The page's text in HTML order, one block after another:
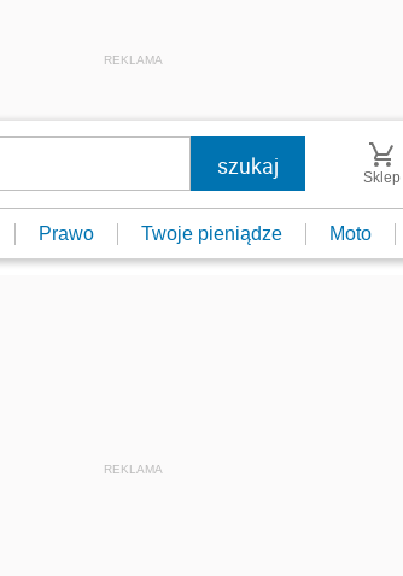
REKLAMA
Sklep
Prawo Twoje pieniądze Moto